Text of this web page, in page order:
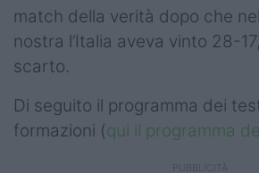
match della verità dopo che
nostra l’Italia aveva vinto 28-
scarto.
Di seguito il programma dei
formazioni (qui il programma